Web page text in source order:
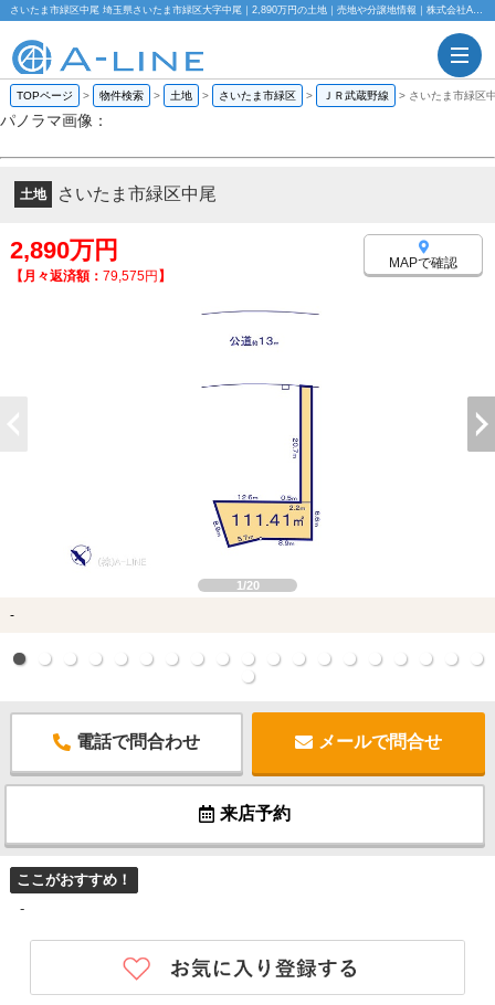
さいたま市緑区中尾 埼玉県さいたま市緑区大字中尾｜2,890万円の土地｜売地や分譲地情報｜株式会社A-LINE
TOPページ > 物件検索 > 土地 > さいたま市緑区 > ＪＲ武蔵野線 > さいたま市緑区
パノラマ画像：
土地 さいたま市緑区中尾
2,890万円
【月々返済額： 79,575円】
MAPで確認
1/20
-
電話で問合わせ メールで問合せ
来店予約
ここがおすすめ！
-